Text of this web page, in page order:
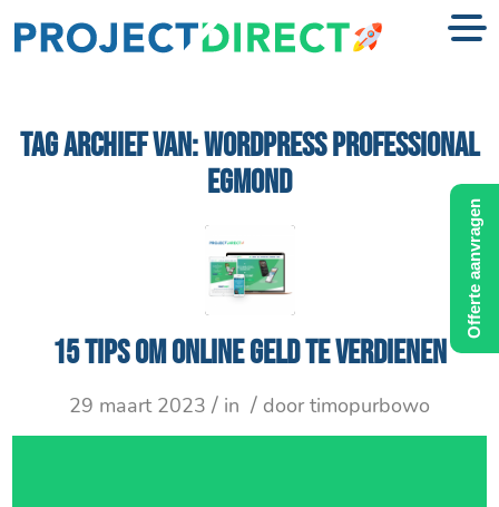
TAG ARCHIEF VAN:WORDPRESS PROFESSIONAL
EGMOND
15 tips om online geld te verdienen
29 maart 2023 / in / doortimopurbowo
Offerte aanvragen